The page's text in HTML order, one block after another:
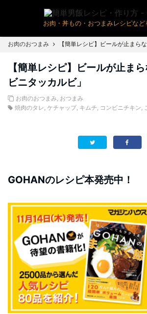
お肉・丼もの・おつまみレシピなど
お肉のおつまみ
【簡単レシピ】ビールが止ま
ビニタッカルビ」
お肉のおつまみ, おつまみ
焼肉のタレ, ケチャップ, キムチ, コンビニチキン,
GOHANのレシピ本発売中！